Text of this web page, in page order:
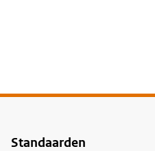
Voet
Standaarden